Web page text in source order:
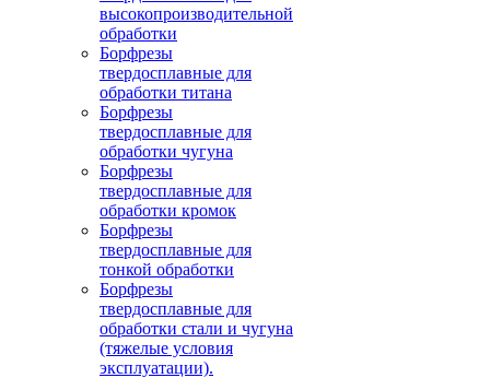
высокопроизводительной
обработки
Борфрезы
твердосплавные для
обработки титана
Борфрезы
твердосплавные для
обработки чугуна
Борфрезы
твердосплавные для
обработки кромок
Борфрезы
твердосплавные для
тонкой обработки
Борфрезы
твердосплавные для
обработки стали и чугуна
(тяжелые условия
эксплуатации).